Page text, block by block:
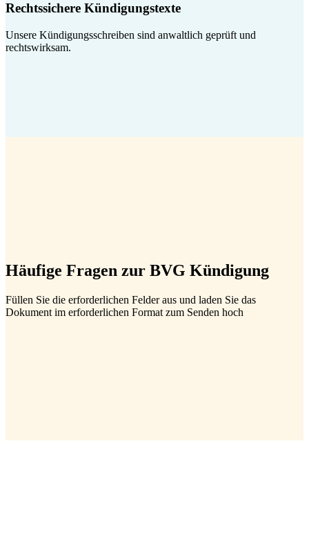
Rechtssichere Kündigungstexte
Unsere Kündigungsschreiben sind anwaltlich geprüft und
rechtswirksam.
Häufige Fragen zur BVG Kündigung
Füllen Sie die erforderlichen Felder aus und laden Sie das
Dokument im erforderlichen Format zum Senden hoch